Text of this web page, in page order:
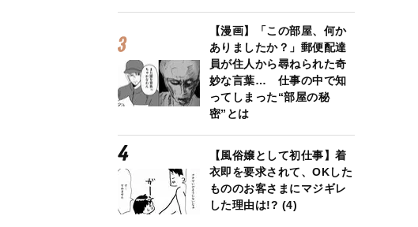
【漫画】「この部屋、何か
ありましたか？」郵便配達
員が住人から尋ねられた奇
妙な言葉… 仕事の中で知
ってしまった“部屋の秘
密”とは
【風俗嬢として初仕事】着
衣即を要求されて、OKした
もののお客さまにマジギレ
した理由は!? (4)